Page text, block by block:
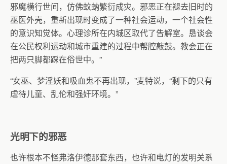
邪魔横行世间，仿佛蚊蚋繁衍成灾。邪恶正在褪去旧时的
巫医外壳，重新出现时变成了一种社会运动，一个社会性
的意识知觉体。心理诊所在内城区取代了告解室。恳谈会
在公民权利运动和城市重建的过程中帮腔敲鼓。教会正在
把两只脚都踩在俗世中。”
“女巫、梦淫妖和吸血鬼不再出现，”麦特说，“剩下的只有
虐待儿童、乱伦和强奸环境。”
光明下的邪恶
也许根本不怪弗洛伊德那套东西，也许和电灯的发明关系